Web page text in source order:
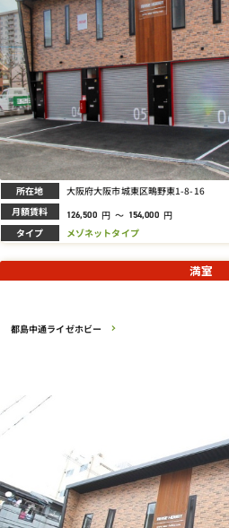
所在地 大阪府大阪市城東区鴫野東1-8-16
月額賃料 126,500 円 ～ 154,000 円
タイプ メゾネットタイプ
都島中通ライゼホビー
満室